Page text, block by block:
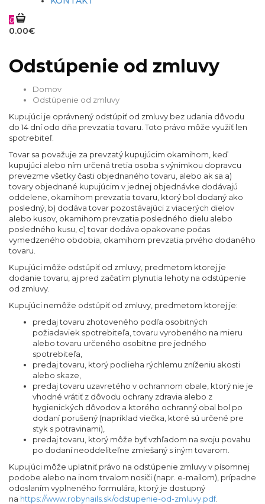
0
0.00€
Odstúpenie od zmluvy
Domov
Odstúpenie od zmluvy
Kupujúci je oprávnený odstúpiť od zmluvy bez udania dôvodu
do 14 dní odo dňa prevzatia tovaru. Toto právo môže využiť len
spotrebiteľ.
Tovar sa považuje za prevzatý kupujúcim okamihom, keď
kupujúci alebo ním určená tretia osoba s výnimkou dopravcu
prevezme všetky časti objednaného tovaru, alebo ak sa a)
tovary objednané kupujúcim v jednej objednávke dodávajú
oddelene, okamihom prevzatia tovaru, ktorý bol dodaný ako
posledný, b) dodáva tovar pozostávajúci z viacerých dielov
alebo kusov, okamihom prevzatia posledného dielu alebo
posledného kusu, c) tovar dodáva opakovane počas
vymedzeného obdobia, okamihom prevzatia prvého dodaného
tovaru.
Kupujúci môže odstúpiť od zmluvy, predmetom ktorej je
dodanie tovaru, aj pred začatím plynutia lehoty na odstúpenie
od zmluvy.
Kupujúci nemôže odstúpiť od zmluvy, predmetom ktorej je:
predaj tovaru zhotoveného podľa osobitných
požiadaviek spotrebiteľa, tovaru vyrobeného na mieru
alebo tovaru určeného osobitne pre jedného
spotrebiteľa,
predaj tovaru, ktorý podlieha rýchlemu zníženiu akosti
alebo skaze,
predaj tovaru uzavretého v ochrannom obale, ktorý nie je
vhodné vrátiť z dôvodu ochrany zdravia alebo z
hygienických dôvodov a ktorého ochranný obal bol po
dodaní porušený (napríklad viečka, ktoré sú určené pre
styk s potravinami),
predaj tovaru, ktorý môže byť vzhľadom na svoju povahu
po dodaní neoddeliteľne zmiešaný s iným tovarom.
Kupujúci môže uplatniť právo na odstúpenie zmluvy v písomnej
podobe alebo na inom trvalom nosiči (napr. e-mailom), prípadne
odoslaním vyplneného formulára, ktorý je dostupný
na https://www.robynails.sk/odstupenie-od-zmluvy.pdf.